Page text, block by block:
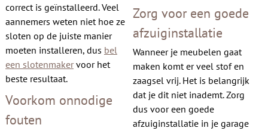
correct is geïnstalleerd. Veel
aannemers weten niet hoe ze
sloten op de juiste manier
moeten installeren, dus bel
een slotenmakervoor het
beste resultaat.
Voorkom onnodige
fouten
Zorg voor een goede
afzuiginstallatie
Wanneer je meubelen gaat
maken komt er veel stof en
zaagsel vrij. Het is belangrijk
dat je dit niet inademt. Zorg
dus voor een goede
afzuiginstallatie in je garage